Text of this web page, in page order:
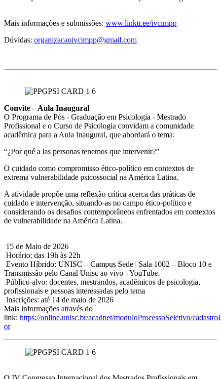
Mais informações e submissões: www.linktr.ee/ivcimpp
Dúvidas: organizacaoivcimpp@gmail.com
Convite – Aula Inaugural
O Programa de Pós - Graduação em Psicologia - Mestrado
Profissional e o Curso de Psicologia convidam a comunidade
acadêmica para a Aula Inaugural, que abordará o tema:
“¿Por qué a las personas tenemos que intervenir?”
O cuidado como compromisso ético-político em contextos de
extrema vulnerabilidade psicossocial na América Latina.
A atividade propõe uma reflexão crítica acerca das práticas de
cuidado e intervenção, situando-as no campo ético-político e
considerando os desafios contemporâneos enfrentados em contextos
de vulnerabilidade na América Latina.
15 de Maio de 2026
Horário: das 19h às 22h
Evento Híbrido: UNISC – Campus Sede | Sala 1002 – Bloco 10 e
Transmissão pelo Canal Unisc ao vivo - YouTube.
Público-alvo: docentes, mestrandos, acadêmicos de psicologia,
profissionais e pessoas interessadas pelo tema
Inscrições: até 14 de maio de 2026
Mais informações através do
link: https://online.unisc.br/acadnet/moduloProcessoSeletivo/
or